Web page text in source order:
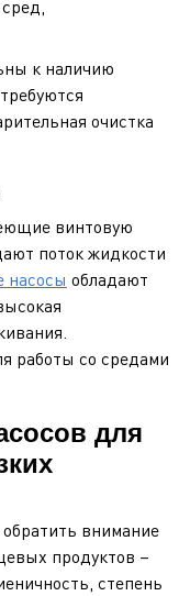
к наличию
очистка
винтовую
поток жидкости
насосы обладают
работы со средами
для
внимание
продуктов –
степень